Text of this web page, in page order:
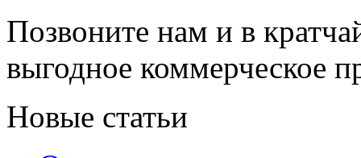
Позвоните нам и в
выгодное коммерческое
Новые статьи